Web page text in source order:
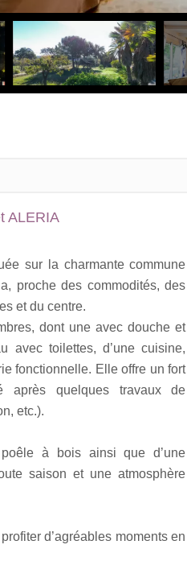
ALERIA
sur la charmante commune
proche des commodités, des
et du centre.
dont une avec douche et
avec toilettes, d’une cuisine,
fonctionnelle. Elle offre un fort
après quelques travaux de
etc.).
à bois ainsi que d’une
saison et une atmosphère
d’agréables moments en